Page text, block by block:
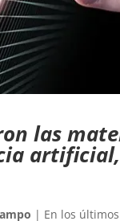
las
| En los